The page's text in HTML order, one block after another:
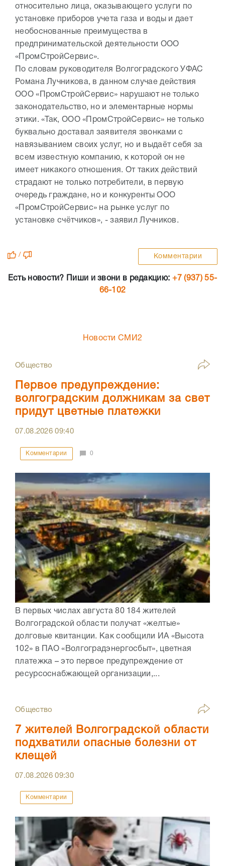
относительно лица, оказывающего услуги по
установке приборов учета газа и воды и дает
необоснованные преимущества в
предпринимательской деятельности ООО
«ПромСтройСервис».
По словам руководителя Волгоградского УФАС
Романа Лучникова, в данном случае действия
ООО «ПромСтройСервис» нарушают не только
законодательство, но и элементарные нормы
этики. «Так, ООО «ПромСтройСервис» не только
буквально доставал заявителя звонками с
навязыванием своих услуг, но и выдаёт себя за
всем известную компанию, к которой он не
имеет никакого отношения. От таких действий
страдают не только потребители, в первую
очередь граждане, но и конкуренты ООО
«ПромСтройСервис» на рынке услуг по
установке счётчиков», - заявил Лучников.
/ Комментарии
Есть новости? Пиши и звони в редакцию: +7 (937) 55-
66-102
Новости СМИ2
Общество
Первое предупреждение:
волгоградским должникам за свет
придут цветные платежки
07.08.202609:40
Комментарии 0
В первых числах августа 80 184 жителей
Волгоградской области получат «желтые»
долговые квитанции. Как сообщили ИА «Высота
102» в ПАО «Волгоградэнергосбыт», цветная
платежка – это первое предупреждение от
ресурсоснабжающей организации,...
Общество
7 жителей Волгоградской области
подхватили опасные болезни от
клещей
07.08.202609:30
Комментарии